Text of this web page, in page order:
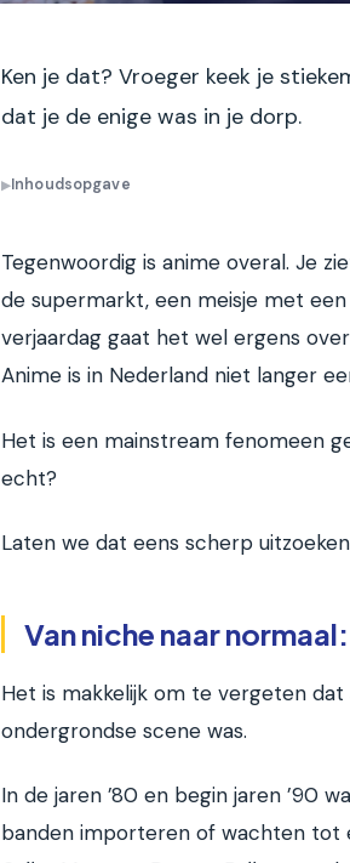
Ken je dat? Vroeger keek je
dat je de enige was in je dorp.
▶Inhoudsopgave
Tegenwoordig is anime overal. Je
de supermarkt, een meisje met een
verjaardag gaat het wel ergens
Anime is in Nederland niet langer
Het is een mainstream fenomeen
echt?
Laten we dat eens scherp
Van niche naar
Het is makkelijk om te vergeten
ondergrondse scene was.
In de jaren ’80 en begin jaren ’90
banden importeren of wachten tot